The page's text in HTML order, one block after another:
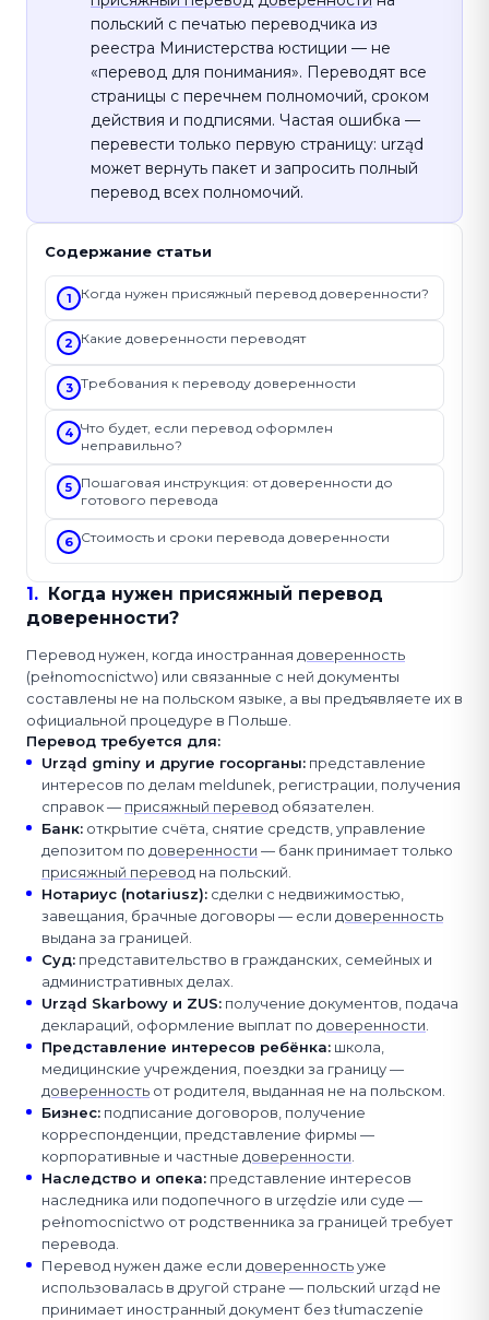
польский с печатью переводчика из
реестра Министерства юстиции — не
«перевод для понимания». Переводят все
страницы с перечнем полномочий, сроком
действия и подписями. Частая ошибка —
перевести только первую страницу: urząd
может вернуть пакет и запросить полный
перевод всех полномочий.
1 .
Когда нужен присяжный перевод
доверенности?
Перевод нужен, когда иностранная доверенность
(pełnomocnictwo) или связанные с ней документы
составлены не на польском языке, а вы предъявляете их в
официальной процедуре в Польше.
Перевод требуется для:
Urząd gminy и другие госорганы: представление
интересов по делам meldunek, регистрации, получения
справок — присяжный перевод обязателен.
Банк: открытие счёта, снятие средств, управление
депозитом по доверенности — банк принимает только
присяжный перевод на польский.
Нотариус (notariusz): сделки с недвижимостью,
завещания, брачные договоры — если доверенность
выдана за границей.
Суд: представительство в гражданских, семейных и
административных делах.
Urząd Skarbowy и ZUS: получение документов, подача
деклараций, оформление выплат по доверенности
Представление интересов ребёнка: школа,
медицинские учреждения, поездки за границу —
доверенность от родителя, выданная не на польском.
Бизнес: подписание договоров, получение
корреспонденции, представление фирмы —
корпоративные и частные доверенности
Наследство и опека: представление интересов
наследника или подопечного в urzędzie или суде —
pełnomocnictwo от родственника за границей требует
перевода.
Перевод нужен даже если доверенностьуже
использовалась в другой стране — польский urząd не
принимает иностранный документ без tłumaczenie
Содержание статьи
1 Когда нужен присяжный перевод доверенности?
2 Какие доверенности переводят
3 Требования к переводу доверенности
4 Что будет, если перевод оформлен
неправильно?
5
Пошаговая инструкция: от доверенности до
готового перевода
6 Стоимость и сроки перевода доверенности